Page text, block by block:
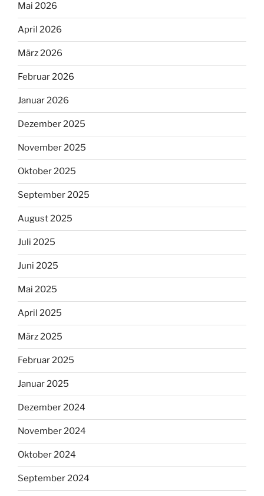
Mai 2026
April 2026
März 2026
Februar 2026
Januar 2026
Dezember 2025
November 2025
Oktober 2025
September 2025
August 2025
Juli 2025
Juni 2025
Mai 2025
April 2025
März 2025
Februar 2025
Januar 2025
Dezember 2024
November 2024
Oktober 2024
September 2024